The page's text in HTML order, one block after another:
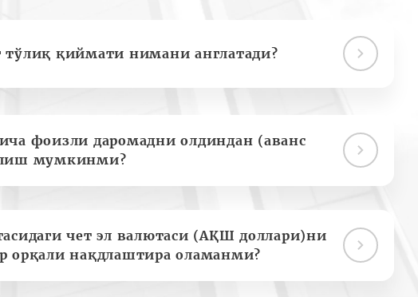
тўлиқ қиймати нимани англатади?
фоизли даромадни олдиндан (аванс
мумкинми?
чет эл валютаси (АҚШ доллари)ни
орқали нақдлаштира оламанми?